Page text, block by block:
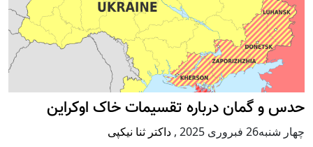
حدس و گمان درباره تقسیمات خاک اوکراین
چهار شنبه26 فبروری 2025 , داکتر ثنا نیکپی